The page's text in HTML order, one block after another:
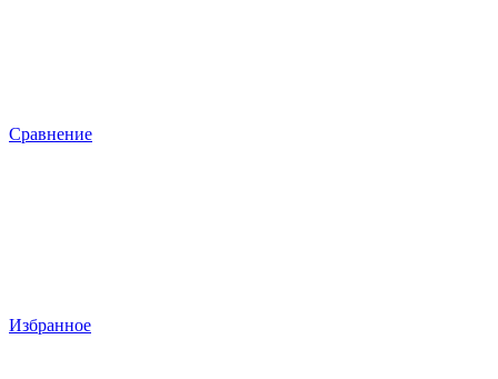
Сравнение
Избранное